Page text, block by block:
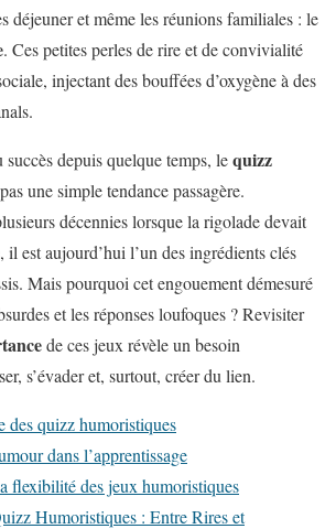
déjeuner et même les réunions familiales : le
. Ces petites perles de rire et de convivialité
injectant des bouffées d’oxygène à des
depuis quelque temps, lequizz
une simple tendance passagère.
décennies lorsque la rigolade devait
il est aujourd’hui l’un des ingrédients clés
Mais pourquoi cet engouement démesuré
et les réponses loufoques ? Revisiter
de ces jeux révèle un besoin
s’évader et, surtout, créer du lien.
des quizz humoristiques
dans l’apprentissage
flexibilité des jeux humoristiques
Humoristiques : Entre Rires et